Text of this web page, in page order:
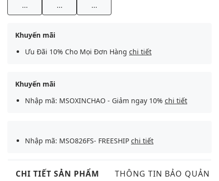
... ... ...
Khuyến mãi
Ưu Đãi 10% Cho Mọi Đơn Hàng chi tiết
Khuyến mãi
Nhập mã: MSOXINCHAO - Giảm ngay 10% chi tiết
Nhập mã: MSO826FS- FREESHIP chi tiết
CHI TIẾT SẢN PHẨM THÔNG TIN BẢO QUẢN